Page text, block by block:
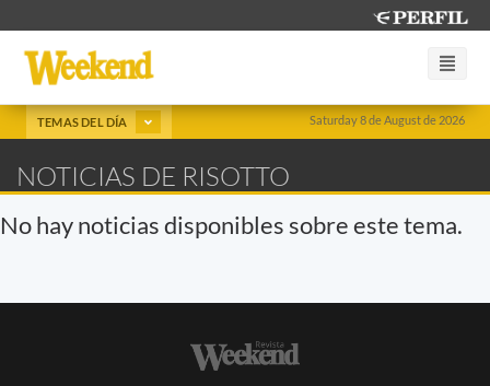
Saturday 8 de August de 2026
TEMAS DEL DÍA
NOTICIAS DE RISOTTO
No hay noticias disponibles sobre este tema.